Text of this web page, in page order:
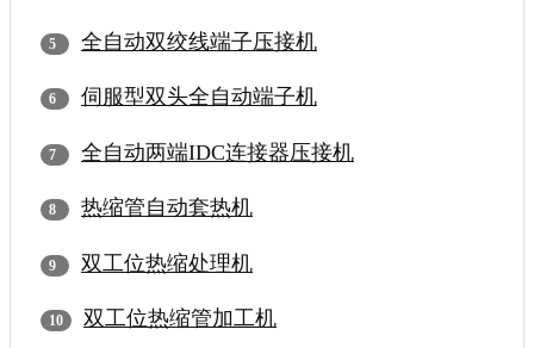
全自动双绞线端子压接机
伺服型双头全自动端子机
全自动两端IDC连接器压接机
热缩管自动套热机
双工位热缩处理机
双工位热缩管加工机